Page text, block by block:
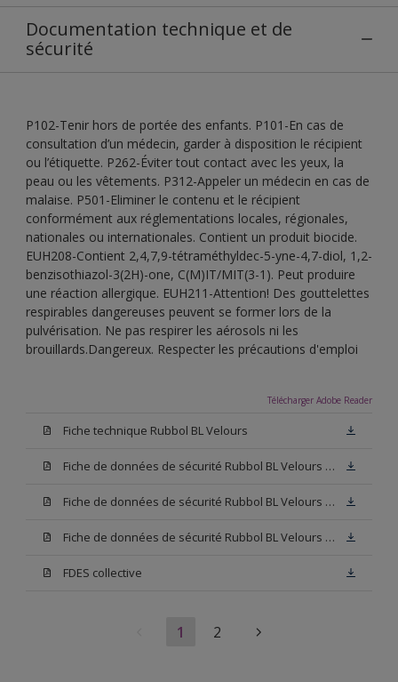
Documentation technique et de
sécurité
P102-Tenir hors de portée des enfants. P101-En cas de
consultation d’un médecin, garder à disposition le récipient
ou l’étiquette. P262-Éviter tout contact avec les yeux, la
peau ou les vêtements. P312-Appeler un médecin en cas de
malaise. P501-Eliminer le contenu et le récipient
conformément aux réglementations locales, régionales,
nationales ou internationales. Contient un produit biocide.
EUH208-Contient 2,4,7,9-tétraméthyldec-5-yne-4,7-diol, 1,2-
benzisothiazol-3(2H)-one, C(M)IT/MIT(3-1). Peut produire
une réaction allergique. EUH211-Attention! Des gouttelettes
respirables dangereuses peuvent se former lors de la
pulvérisation. Ne pas respirer les aérosols ni les
brouillards.Dangereux. Respecter les précautions d'emploi
Télécharger Adobe Reader
Fiche technique Rubbol BL Velours
Fiche de données de sécurité Rubbol BL Velours Base W05
Fiche de données de sécurité Rubbol BL Velours Base N00
Fiche de données de sécurité Rubbol BL Velours Blanc
FDES collective
1 2